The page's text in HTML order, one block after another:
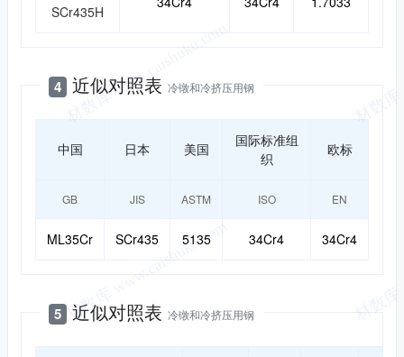
SCr435H
4 近似对照表 冷镦和冷挤压用钢
中国 日本 美国
国际标准组
织
欧标
GB JIS ASTM ISO EN
ML35Cr SCr435 5135 34Cr4 34Cr4
5 近似对照表 冷镦和冷挤压用钢